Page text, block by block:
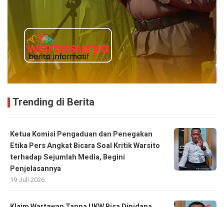
Trending di Berita
Ketua Komisi Pengaduan dan Penegakan
Etika Pers Angkat Bicara Soal Kritik Warsito
terhadap Sejumlah Media, Begini
Penjelasannya
19 Juli 2026